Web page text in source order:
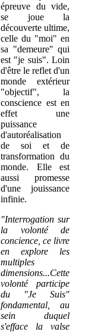
épreuve du vide,
se joue la
découverte ultime,
celle du "moi" en
sa "demeure" qui
est "je suis". Loin
d'être le reflet d'un
monde extérieur
"objectif", la
conscience est en
effet une
puissance
d'autoréalisation
de soi et de
transformation du
monde. Elle est
aussi promesse
d'une jouissance
infinie.
"Interrogation sur
la volonté de
concience, ce livre
en explore les
multiples
dimensions...Cette
volonté participe
du "Je Suis"
fondamental, au
sein duquel
s'efface la valse